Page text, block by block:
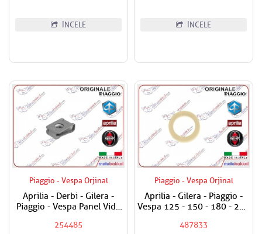
İNCELE İNCELE
Piaggio - Vespa Orjinal
Aprilia - Derbi - Gilera -
Piaggio - Vespa Panel Vida
254485
Piaggio - Vespa Orjinal
Aprilia - Gilera - Piaggio -
Vespa 125 - 150 - 180 - 200
Ağırlık Plastiği
487833